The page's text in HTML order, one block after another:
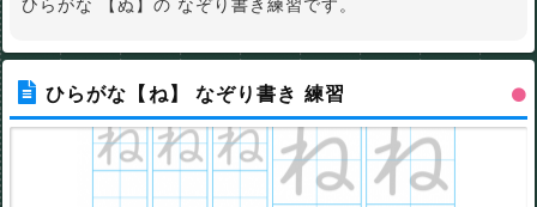
ひらがな 【ぬ】の なぞり書き練習です。
ひらがな【ね】 なぞり書き 練習